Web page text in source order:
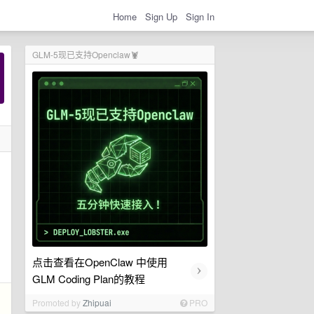
Home Sign Up Sign In
GLM-5现已支持Openclaw🦞
点击查看在OpenClaw 中使用
GLM Coding Plan的教程
›
Promoted byZhipuai PRO